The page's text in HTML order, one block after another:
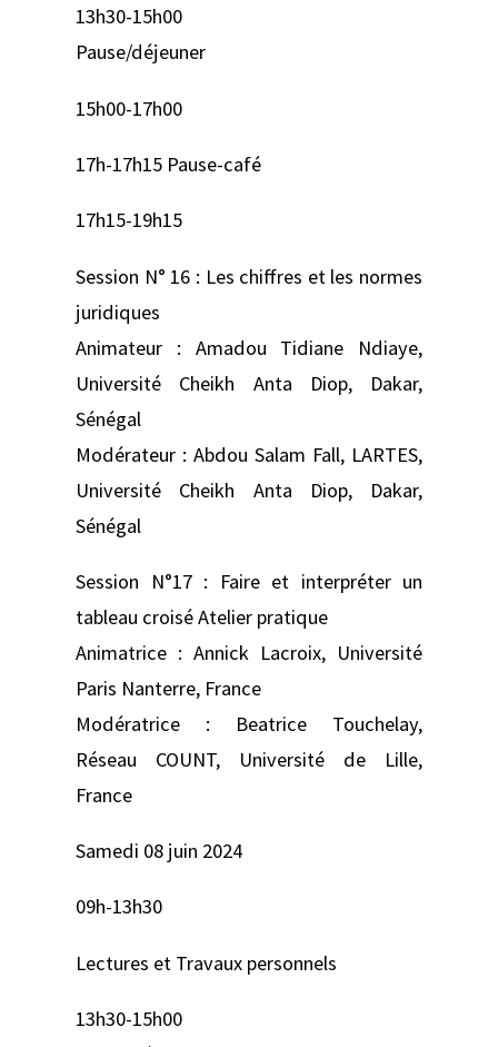
13h30-15h00
Pause/déjeuner
15h00-17h00
17h-17h15 Pause-café
17h15-19h15
Session N° 16 : Les chiffres et les normes
juridiques
Animateur : Amadou Tidiane Ndiaye,
Université Cheikh Anta Diop, Dakar,
Sénégal
Modérateur : Abdou Salam Fall, LARTES,
Université Cheikh Anta Diop, Dakar,
Sénégal
Session N°17 : Faire et interpréter un
tableau croisé Atelier pratique
Animatrice : Annick Lacroix, Université
Paris Nanterre, France
Modératrice : Beatrice Touchelay,
Réseau COUNT, Université de Lille,
France
Samedi 08 juin 2024
09h-13h30
Lectures et Travaux personnels
13h30-15h00